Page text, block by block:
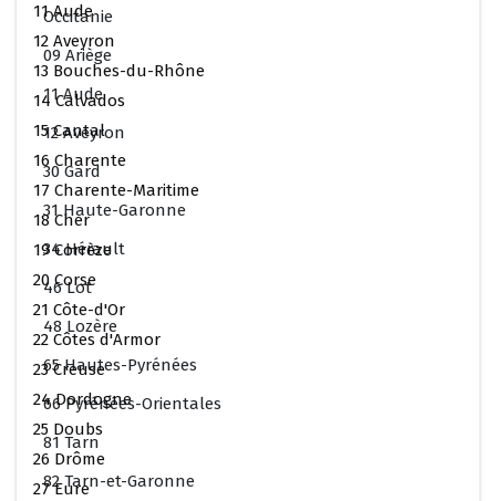
Occitanie
09 Ariège
11 Aude
12 Aveyron
30 Gard
31 Haute-Garonne
34 Hérault
46 Lot
48 Lozère
65 Hautes-Pyrénées
66 Pyrénées-Orientales
81 Tarn
82 Tarn-et-Garonne
11 Aude
12 Aveyron
13 Bouches-du-Rhône
14 Calvados
15 Cantal
16 Charente
17 Charente-Maritime
18 Cher
19 Corrèze
20 Corse
21 Côte-d'Or
22 Côtes d'Armor
23 Creuse
24 Dordogne
25 Doubs
26 Drôme
27 Eure